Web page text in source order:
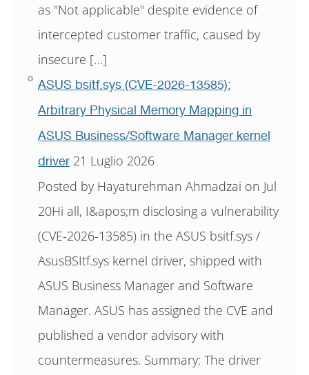
as "Not applicable" despite evidence of
intercepted customer traffic, caused by
insecure […]
ASUS bsitf.sys (CVE-2026-13585):
Arbitrary Physical Memory Mapping in
ASUS Business/Software Manager kernel
driver 21 Luglio 2026
Posted by Hayaturehman Ahmadzai on Jul
20Hi all, I&apos;m disclosing a vulnerability
(CVE-2026-13585) in the ASUS bsitf.sys /
AsusBSItf.sys kernel driver, shipped with
ASUS Business Manager and Software
Manager. ASUS has assigned the CVE and
published a vendor advisory with
countermeasures. Summary: The driver